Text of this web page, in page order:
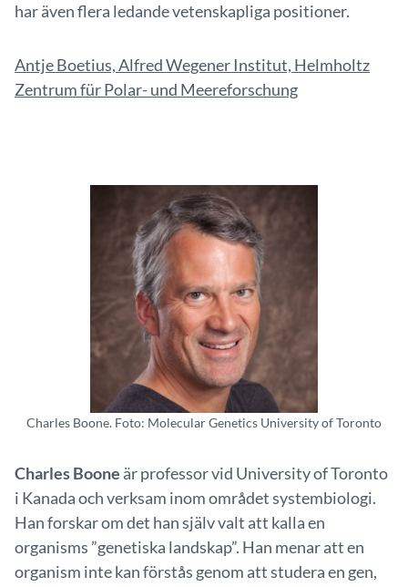
har även flera ledande vetenskapliga positioner.
Antje Boetius, Alfred Wegener Institut, Helmholtz
Zentrum für Polar- und Meereforschung
Charles Boone. Foto: Molecular Genetics University of Toronto
Charles Boone är professor vid University of Toronto
i Kanada och verksam inom området systembiologi.
Han forskar om det han själv valt att kalla en
organisms ”genetiska landskap”. Han menar att en
organism inte kan förstås genom att studera en gen,